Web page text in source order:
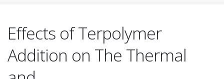
Effects of Terpolymer
Addition on The Thermal